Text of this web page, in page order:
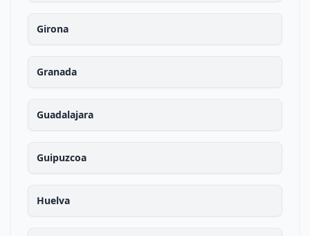
Girona
Granada
Guadalajara
Guipuzcoa
Huelva